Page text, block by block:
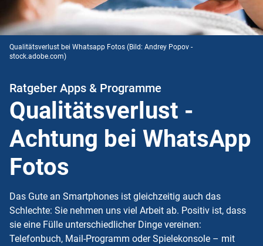
Qualitätsverlust bei Whatsapp Fotos (Bild: Andrey Popov -
stock.adobe.com)
Ratgeber Apps & Programme
Qualitätsverlust -
Achtung bei WhatsApp
Fotos
Das Gute an Smartphones ist gleichzeitig auch das
Schlechte: Sie nehmen uns viel Arbeit ab. Positiv ist, dass
sie eine Fülle unterschiedlicher Dinge vereinen:
Telefonbuch, Mail-Programm oder Spielekonsole – mit